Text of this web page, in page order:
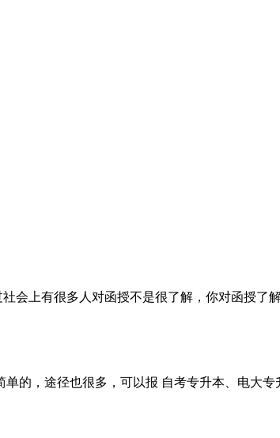
会上有很多人对函授不是很了解，你对函授
的，途径也很多，可以报 自考专升本、电大